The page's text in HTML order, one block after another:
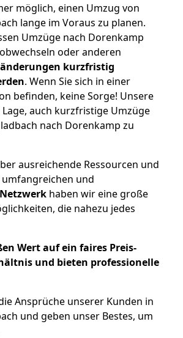
möglich, einen Umzug von
lange im Voraus zu planen.
Umzüge nach Dorenkamp
oder anderen
kurzfristig
. Wenn Sie sich in einer
befinden, keine Sorge! Unsere
auch kurzfristige Umzüge
nach Dorenkamp zu
ausreichende Ressourcen und
und
haben wir eine große
die nahezu jedes
Wert auf ein faires Preis-
und bieten professionelle
Ansprüche unserer Kunden in
und geben unser Bestes, um